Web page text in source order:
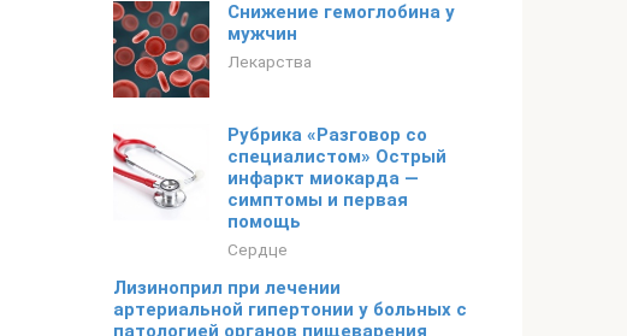
Снижение гемоглобина у
мужчин
Лекарства
Рубрика «Разговор со
специалистом» Острый
инфаркт миокарда —
симптомы и первая
помощь
Сердце
Лизиноприл при лечении
артериальной гипертонии у больных с
патологией органов пищеварения